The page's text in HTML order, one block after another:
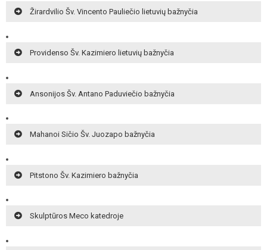
Žirardvilio Šv. Vincento Pauliečio lietuvių bažnyčia
Providenso Šv. Kazimiero lietuvių bažnyčia
Ansonijos Šv. Antano Paduviečio bažnyčia
Mahanoi Sičio Šv. Juozapo bažnyčia
Pitstono Šv. Kazimiero bažnyčia
Skulptūros Meco katedroje